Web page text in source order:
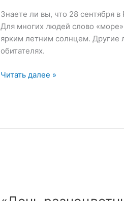
Знаете ли вы, что 28 сентября
Для многих людей слово
ярким летним солнцем. Другие
обитателях.
Читать далее »